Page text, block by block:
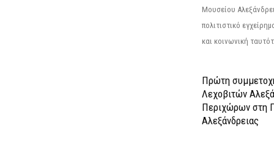
Μουσείου
πολιτιστικό
και κοινωνική
Πρώτη
Λεχοβιτών
Περιχώρων στη
Αλεξάνδρειας